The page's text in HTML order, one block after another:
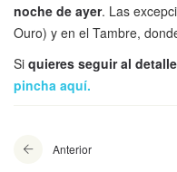
noche de ayer. Las
Ouro) y en el Tambre,
Si quieres seguir al detalle
pincha aquí.
Anterior